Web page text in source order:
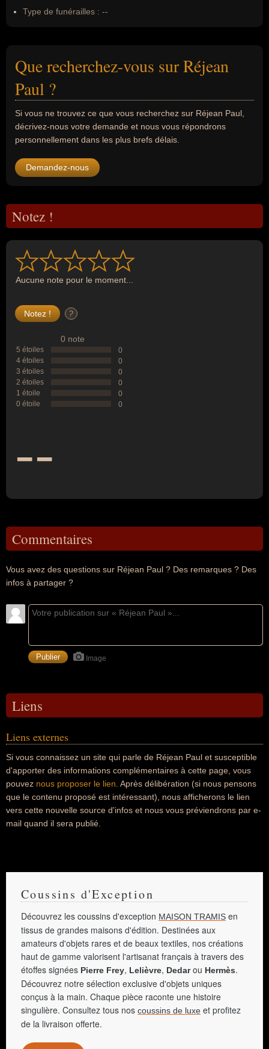
Type de funérailles : --
Que recherchez-vous sur Réjean
Paul ?
Si vous ne trouvez ce que vous recherchez sur Réjean Paul,
décrivez-nous votre demande et nous vous répondrons
personnellement dans les plus brefs délais.
Demandez-nous
Notez !
Aucune note pour le moment...
?
0 note
5 étoiles
0
4 étoiles
0
3 étoiles
0
2 étoiles
0
1 étoile
0
0 étoile
0
--
Commentaires
Vous avez des questions sur Réjean Paul ? Des remarques ? Des
infos à partager ?
Image
Liens
Liens externes
Si vous connaissez un site qui parle de Réjean Paul et susceptible
d'apporter des informations complémentaires à cette page, vous
pouvez nous proposer le lien . Après délibération (si nous pensons
que le contenu proposé est intéressant), nous afficherons le lien
vers cette nouvelle source d'infos et nous vous préviendrons par e-
mail quand il sera publié.
Coussins d'Exception
Découvrez les coussins d'exception MAISON TRAMIS en
tissus de grandes maisons d'édition. Destinées aux
amateurs d'objets rares et de beaux textiles, nos créations
haut de gamme valorisent l'artisanat français à travers des
étoffes signées Pierre Frey, Lelièvre, Dedarou Hermès.
Découvrez notre sélection exclusive d'objets uniques
conçus à la main. Chaque pièce raconte une histoire
singulière. Consultez tous nos coussins de luxe et profitez
de la livraison offerte.